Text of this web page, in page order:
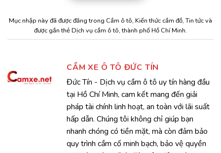
Mục nhập này đã được đăng trong Cầm ô tô, Kiến thức cầm đồ,Tin tứcvà
được gắn thẻDịch vụ cầm ô tô,thành phố Hồ Chí Minh.
CẦM XE Ô TÔ ĐỨC TÍN
Đức Tín - Dịch vụ cầm ô tô uy tín hàng đầu
tại Hồ Chí Minh, cam kết mang đến giải
pháp tài chính linh hoạt, an toàn với lãi suất
hấp dẫn. Chúng tôi không chỉ giúp bạn
nhanh chóng có tiền mặt, mà còn đảm bảo
quy trình cầm cố minh bạch, bảo vệ quyền